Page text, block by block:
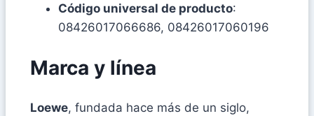
Código universal de producto:
08426017066686, 08426017060196
Marca y línea
Loewe, fundada hace más de un siglo,